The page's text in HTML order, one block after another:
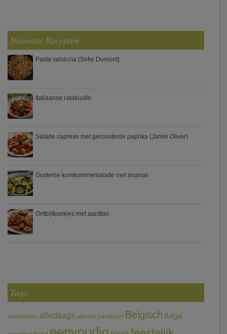
Nieuwste Recepten
Pasta salsiccia (Sofie Dumont)
Italiaanse ratatouille
Salade caprese met geroosterde paprika (Jamie Oliver)
Oosterse komkommersalade met ananas
Ontbijtkoekjes met aardbei
Tags
aardappelen alledaags aperitief basilicum Belgisch België